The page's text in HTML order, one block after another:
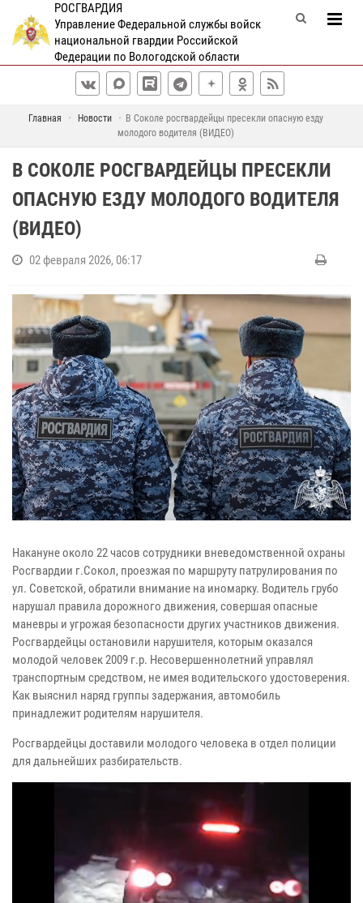
РОСГВАРДИЯ
Управление Федеральной службы войск
национальной гвардии Российской
Федерации по Вологодской области
Главная Новости
В Соколе росгвардейцы пресекли опасную езду
молодого водителя (ВИДЕО)
В СОКОЛЕ РОСГВАРДЕЙЦЫ ПРЕСЕКЛИ
ОПАСНУЮ ЕЗДУ МОЛОДОГО ВОДИТЕЛЯ
(ВИДЕО)
02 февраля 2026, 06:17
Накануне около 22 часов сотрудники вневедомственной охраны
Росгвардии г.Сокол, проезжая по маршруту патрулирования по
ул. Советской, обратили внимание на иномарку. Водитель грубо
нарушал правила дорожного движения, совершая опасные
маневры и угрожая безопасности других участников движения.
Росгвардейцы остановили нарушителя, которым оказался
молодой человек 2009 г.р. Несовершеннолетний управлял
транспортным средством, не имея водительского удостоверения.
Как выяснил наряд группы задержания, автомобиль
принадлежит родителям нарушителя.
Росгвардейцы доставили молодого человека в отдел полиции
для дальнейших разбирательств.